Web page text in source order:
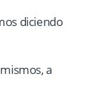
diciendo
a